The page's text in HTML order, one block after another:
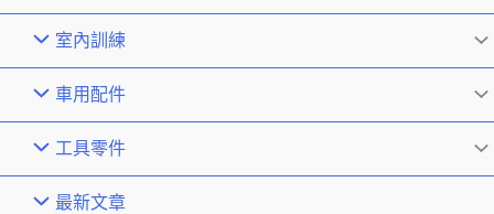
室內訓練
車用配件
工具零件
最新文章